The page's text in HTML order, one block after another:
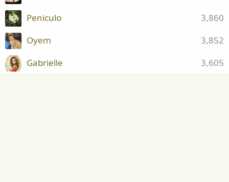
3,860
Peniculo
3,852
Oyem
3,605
Gabrielle